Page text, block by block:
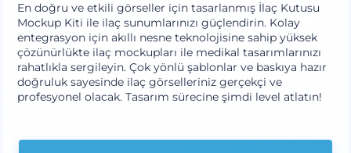
En doğru ve etkili görseller için tasarlanmış İlaç Kutusu
Mockup Kiti ile ilaç sunumlarınızı güçlendirin. Kolay
entegrasyon için akıllı nesne teknolojisine sahip yüksek
çözünürlükte ilaç mockupları ile medikal tasarımlarınızı
rahatlıkla sergileyin. Çok yönlü şablonlar ve baskıya hazır
doğruluk sayesinde ilaç görselleriniz gerçekçi ve
profesyonel olacak. Tasarım sürecine şimdi level atlatın!